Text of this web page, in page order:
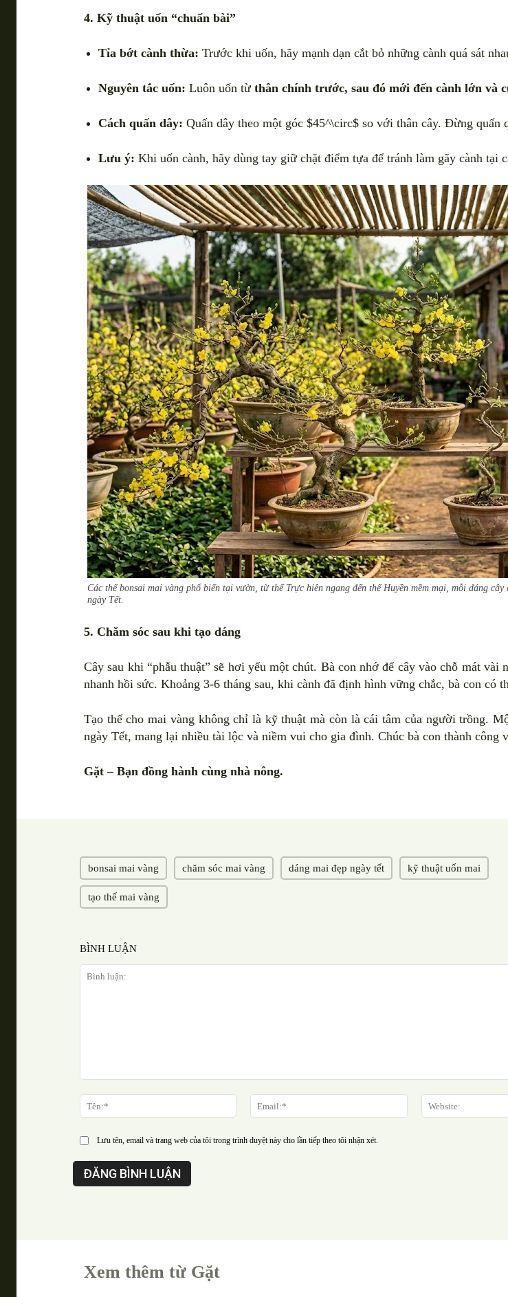
4. Kỹ thuật uốn “chuẩn bài”
Tỉa bớt cành thừa: Trước khi uốn, hãy mạnh dạn cắt bỏ những cành quá sát
Nguyên tắc uốn: Luôn uốn từ thân chính trước, sau đó mới đến cành lớn và
Cách quấn dây: Quấn dây theo một góc $45^\circ$ so với thân cây. Đừng quấn
Lưu ý: Khi uốn cành, hãy dùng tay giữ chặt điểm tựa để tránh làm gãy cành tại
Các thế bonsai mai vàng phổ biến tại vườn, từ thế Trực hiên ngang đến thế Huyền mềm mại, mỗi dáng
ngày Tết.
5. Chăm sóc sau khi tạo dáng
Cây sau khi “phẫu thuật” sẽ hơi yếu một chút. Bà con nhớ để cây vào chỗ mát
nhanh hồi sức. Khoảng 3-6 tháng sau, khi cành đã định hình vững chắc, bà con có
Tạo thế cho mai vàng không chỉ là kỹ thuật mà còn là cái tâm của người trồng.
ngày Tết, mang lại nhiều tài lộc và niềm vui cho gia đình. Chúc bà con thành công
Gặt – Bạn đồng hành cùng nhà nông.
bonsai mai vàng chăm sóc mai vàng dáng mai đẹp ngày tết kỹ thuật uốn mai
tạo thế mai vàng
BÌNH LUẬN
luận:
Tên:* Email:*
Lưu tên, email và trang web của tôi trong trình duyệt này cho lần tiếp theo tôi nhận xét.
Xem thêm từ Gặt